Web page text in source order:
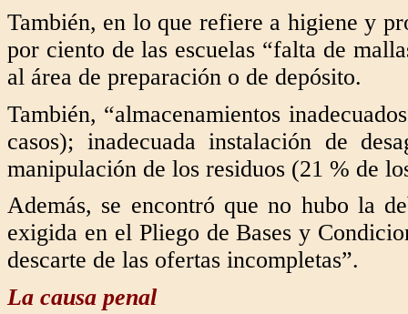
También, en lo que refiere a higiene y
por ciento de las escuelas “falta de
al área de preparación o de depósito.
También, “almacenamientos
casos); inadecuada instalación de
manipulación de los residuos (21 % de
Además, se encontró que no hubo la
exigida en el Pliego de Bases y
descarte de las ofertas incompletas”.
La causa penal